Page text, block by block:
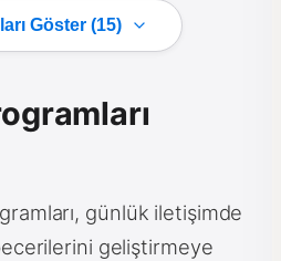
Göster (15)
günlük iletişimde
geliştirmeye